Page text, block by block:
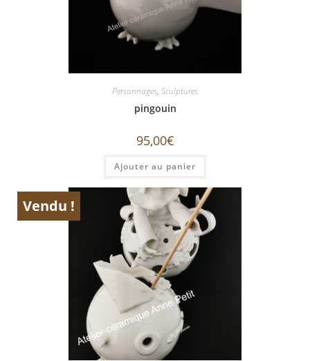
Personnages, Sculptures
pingouin
95,00€
Ajouter au panier
Vendu !
ÉPUISÉ